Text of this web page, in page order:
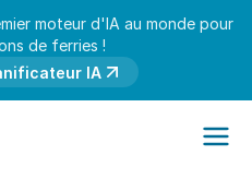
moteur d'IA au monde pour
de ferries !
IA